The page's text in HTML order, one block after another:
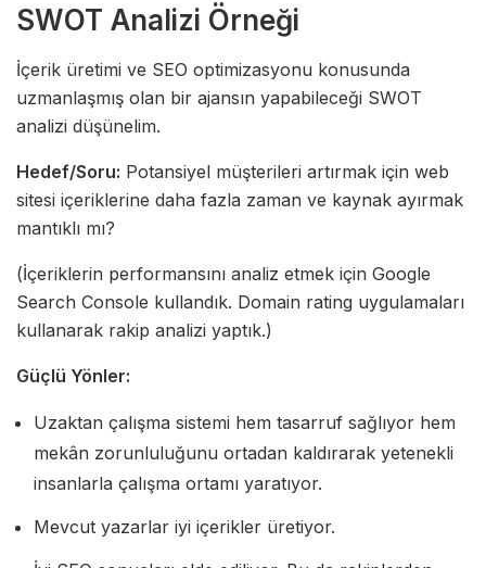
SWOT Analizi Örneği
İçerik üretimi ve SEO optimizasyonu konusunda
uzmanlaşmış olan bir ajansın yapabileceği SWOT
analizi düşünelim.
Hedef/Soru: Potansiyel müşterileri artırmak için web
sitesi içeriklerine daha fazla zaman ve kaynak ayırmak
mantıklı mı?
(İçeriklerin performansını analiz etmek için Google
Search Console kullandık. Domain rating uygulamaları
kullanarak rakip analizi yaptık.)
Güçlü Yönler:
Uzaktan çalışma sistemi hem tasarruf sağlıyor hem
mekân zorunluluğunu ortadan kaldırarak yetenekli
insanlarla çalışma ortamı yaratıyor.
Mevcut yazarlar iyi içerikler üretiyor.